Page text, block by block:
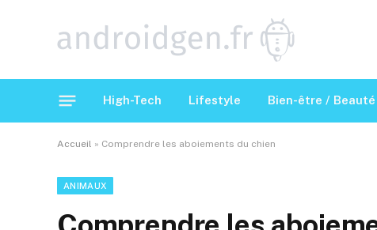
High-Tech Lifestyle Bien-être / Beauté
Accueil » Comprendre les aboiements du chien
ANIMAUX